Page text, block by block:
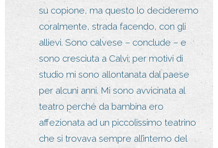
su copione, ma questo lo decideremo
coralmente, strada facendo, con gli
allievi. Sono calvese – conclude – e
sono cresciuta a Calvi; per motivi di
studio mi sono allontanata dal paese
per alcuni anni. Mi sono avvicinata al
teatro perché da bambina ero
affezionata ad un piccolissimo teatrino
che si trovava sempre all’interno del